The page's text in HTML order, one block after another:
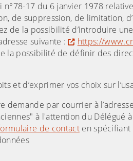
17 du 6 janvier 1978
de suppression, de limitation,
de la possibilité d’introduire
suivante :
https://
la possibilité de définir des
et d’exprimer vos choix sur
demande par courrier à
à l'attention du Délégué
de contacten spécifiant